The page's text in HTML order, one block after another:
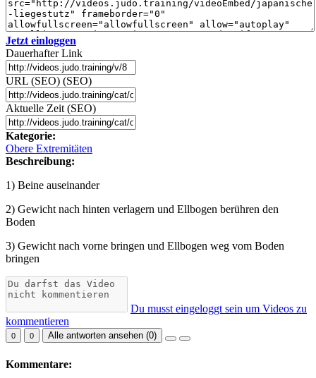
Jetzt einloggen
Dauerhafter Link
URL (SEO) (SEO)
Aktuelle Zeit (SEO)
Kategorie:
Obere Extremitäten
Beschreibung:
1) Beine auseinander
2) Gewicht nach hinten verlagern und Ellbogen berühren den
Boden
3) Gewicht nach vorne bringen und Ellbogen weg vom Boden
bringen
Du musst eingeloggt sein um Videos zu
kommentieren
0 0 Alle antworten ansehen (0)
Kommentare: